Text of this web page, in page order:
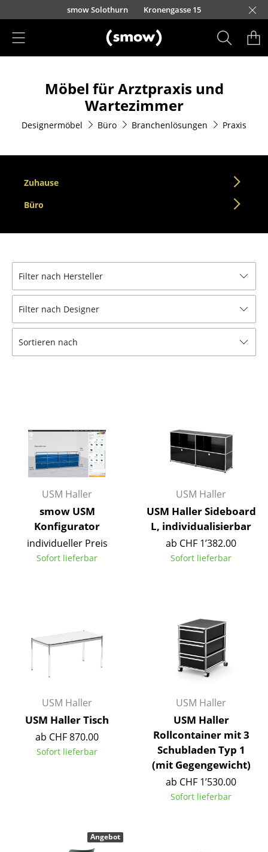
Direkt zum Inhaltsmow Solothurn Kronengasse 15
Sitzmöbel
Loungesessel
Freischwinger
Barhocker
Bänke & Liegen
Sitzsäcke
Gartenstühle
Bürodrehstühle
Konferenzstühle
Bürosessel
Einzelteile
... alle Sitzmöbel
Tische
Schreibtische
Sekretäre & PC-Tische
Konferenztische
Stehtische & Stehpulte
Kindertische
Möbel für Arztpraxis und
Wartezimmer
Designermöbel Büro Branchenlösungen Praxis
Zuhause
Büro
Filter nach Hersteller
Filter nach Designer
Sortieren nach
USM Haller
smow USM
Konfigurator
individueller Preis
Sofort lieferbar
USM Haller
USM Haller Sideboard
L, individualisierbar
ab CHF 1’382.00
Sofort lieferbar
USM Haller
USM Haller Tisch
ab CHF 870.00
Sofort lieferbar
USM Haller
USM Haller
Rollcontainer mit 3
Schubladen Typ 1
(mit Gegengewicht)
ab CHF 1’530.00
Sofort lieferbar
Angebot